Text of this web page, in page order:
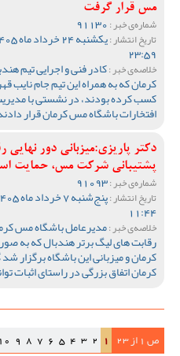
مس قرار گرفت
شماره‌ی خبر :
تاریخ انتشار :
23:59
خلاصه‌ی خبر :کادر فنی و اجرایی تیم
کرمان که به همراه این تیم جام نایب
کسب کرده بودند، در نشستی با مدیریت
افتخارات باشگاه مس کرمان قرار
دکتر پاریزی:میزبانی دور نهایی
پشتیبانی شرکت مس، حمایت
شماره‌ی خبر :
تاریخ انتشار :
11:44
خلاصه‌ی خبر :مدیرعامل باشگاه مس
رقابت های لیگ برتر هندبال که به
کرمان و میزبانی این باشگاه برگزار
کرمان اتفاق بزرگی در راستای اثبات
ص 1 از 23 1
2
3
4
5
6
7
8
9
10